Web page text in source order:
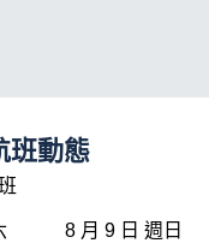
班動態
8 月 9 日 週日